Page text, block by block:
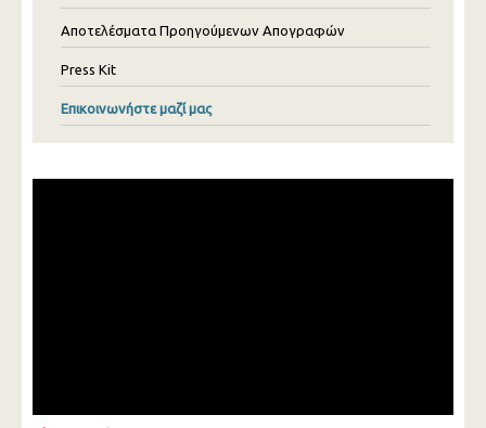
Αποτελέσματα Προηγούμενων Απογραφών
Press Kit
Επικοινωνήστε μαζί μας